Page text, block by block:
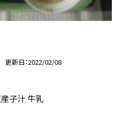
更新日 2022/02/08
産子汁 牛乳